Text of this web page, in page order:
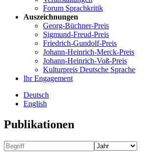
Forum Sprachkritik
Auszeichnungen
Georg-Büchner-Preis
Sigmund-Freud-Preis
Friedrich-Gundolf-Preis
Johann-Heinrich-Merck-Preis
Johann-Heinrich-Voß-Preis
Kulturpreis Deutsche Sprache
Ihr Engagement
Deutsch
English
Publikationen